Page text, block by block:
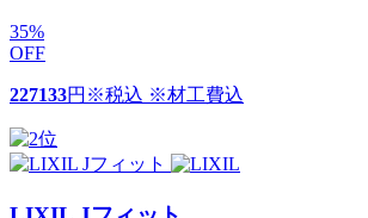
35%
OFF
227133円 ※税込 ※材工費込